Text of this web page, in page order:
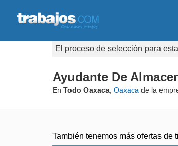
El proceso de selección para
Ayudante De
En Todo Oaxaca Oaxaca de la
También tenemos más ofertas de